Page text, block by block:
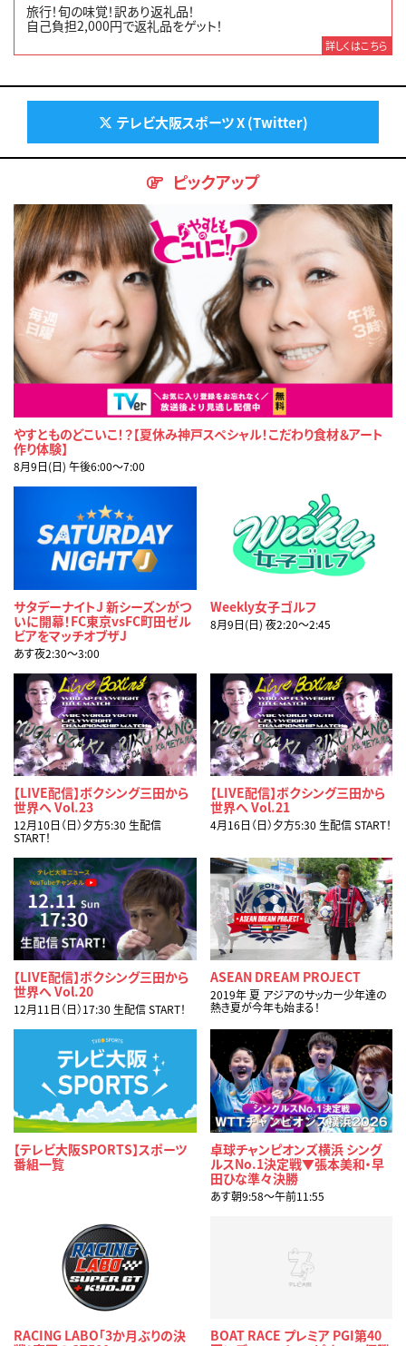
旅行！旬の味覚！訳あり返礼品！
自己負担2,000円で返礼品をゲット！
詳しくはこちら
テレビ大阪スポーツ X (Twitter)
ピックアップ
やすとものどこいこ！？【夏休み神戸スペシャル！こだわり食材＆アート
作り体験】
8月9日(日) 午後6:00〜7:00
サタデーナイトJ 新シーズンがつ
いに開幕！FC東京vsFC町田ゼル
ビアをマッチオブザJ
あす夜2:30〜3:00
Weekly女子ゴルフ
8月9日(日) 夜2:20〜2:45
【LIVE配信】ボクシング三田から
世界へ Vol.23
12月10日（日）夕方5:30 生配信
START！
【LIVE配信】ボクシング三田から
世界へ Vol.21
4月16日（日）夕方5:30 生配信 START！
【LIVE配信】ボクシング三田から
世界へ Vol.20
12月11日（日）17:30 生配信 START！
ASEAN DREAM PROJECT
2019年 夏 アジアのサッカー少年達の
熱き夏が今年も始まる！
【テレビ大阪SPORTS】スポーツ
番組一覧
卓球チャンピオンズ横浜 シング
ルスNo.1決定戦▼張本美和・早
田ひな準々決勝
あす朝9:58〜午前11:55
RACING LABO「3か月ぶりの決
BOAT RACE プレミア PGI第40